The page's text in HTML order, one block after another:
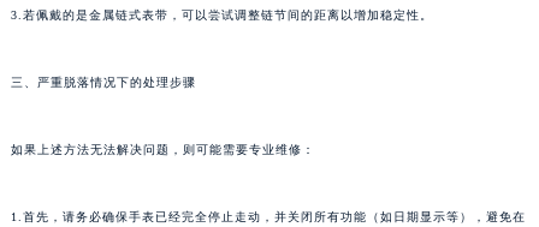
3.若佩戴的是金属链式表带，可以尝试调整链节间的距离以增加稳定性。
三、严重脱落情况下的处理步骤
如果上述方法无法解决问题，则可能需要专业维修：
1.首先，请务必确保手表已经完全停止走动，并关闭所有功能（如日期显示等），避免在